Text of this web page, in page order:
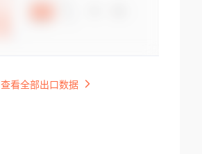
查看全部出口数据